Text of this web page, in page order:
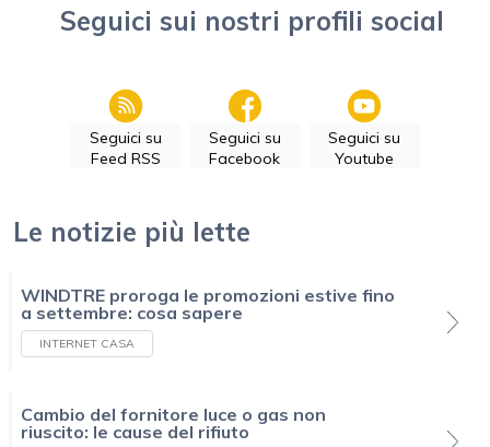
Seguici sui nostri profili social
Seguici su
Feed RSS
Seguici su
Facebook
Seguici su
Youtube
Le notizie più lette
WINDTRE proroga le promozioni estive fino
a settembre: cosa sapere
INTERNET CASA
Cambio del fornitore luce o gas non
riuscito: le cause del rifiuto